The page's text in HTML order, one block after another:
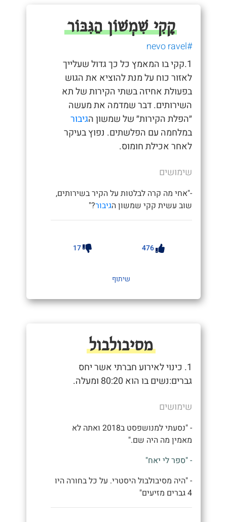
קָקִי שִׁמְשׁוֹן הַגִּבּוֹר
#nevo ravel
1.קקי בו המאמץ כל כך גדול שעלייך
לאזור כוח על מנת להוציא את הגוש
בפעולת אחיזה בשתי הקירות של תא
השירותים. דבר שמדמה את מעשה
״הפלת הקירות״ של שמשון הגיבור
במלחמה עם הפלשתים. נפוץ בעיקר
לאחר אכילת חומוס.
שימושים
-"אחי מה קרה לבלטות על הקיר בשירותים,
שוב עשית קקי שמשון הגיבור?"
476
17
שיתוף
מסיבולבול
1. כינוי לאירוע חברתי אשר יחס
גברים:נשים בו הוא 80:20 ומעלה.
שימושים
- "נסעתי למנושפסט ב2018 ואתה לא
מאמין מה היה שם."
- "ספר לי יאח"
- "היה מסיבולבול היסטרי. על כל בחורה היו
4 גברים מזיעים"